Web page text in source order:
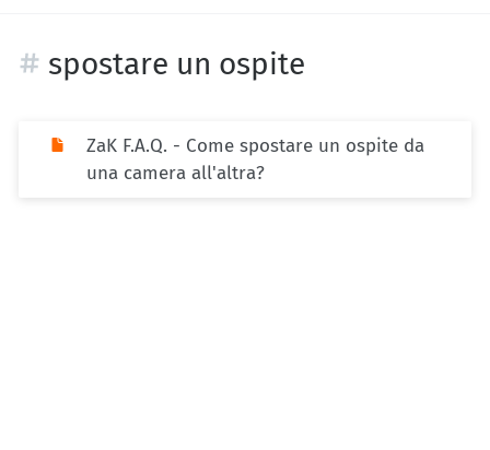
spostare un ospite
ZaK F.A.Q. - Come spostare un ospite da
una camera all'altra?